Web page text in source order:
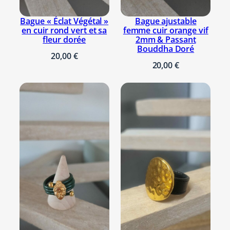
Bague « Éclat Végétal »
en cuir rond vert et sa
fleur dorée
20,00€
Bague ajustable
femme cuir orange vif
2mm & Passant
Bouddha Doré
20,00€